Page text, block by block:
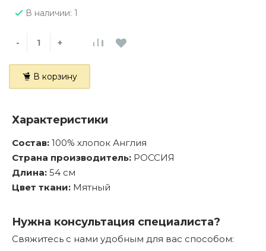
В наличии: 1
- +
В корзину
Характеристики
Состав: 100% хлопок Англия
Страна производитель: РОССИЯ
Длина: 54 см
Цвет ткани: Мятный
Нужна консультация специалиста?
Свяжитесь с нами удобным для вас способом: